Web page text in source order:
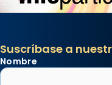
Suscríbase a
Nombre